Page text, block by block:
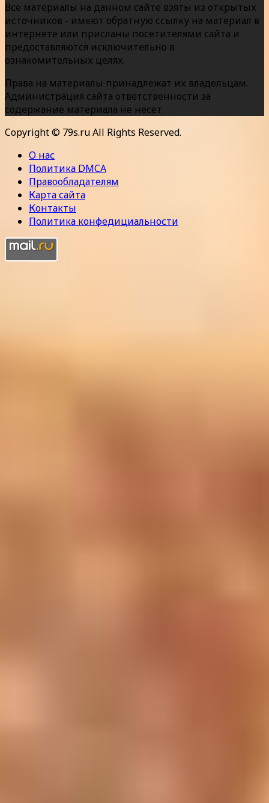
Все материалы на данном сайте взяты из открытых
источников - имеют обратную ссылку на материал в
интернете или присланы посетителями сайта и
предоставляются исключительно в
ознакомительных целях.
Права на материалы принадлежат их владельцам.
Администрация сайта ответственности за
содержание материала не несет.
Copyright © 79s.ru All Rights Reserved.
О нас
Политика DMCA
Правообладателям
Карта сайта
Контакты
Политика конфедициальности